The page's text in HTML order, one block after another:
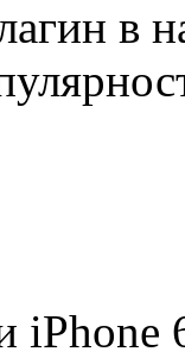
в
iPhone